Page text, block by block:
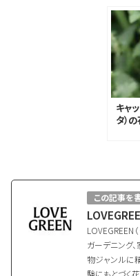
キャ
タ）
この記事を
LOVEGREEN
ガーデニング
物ジャンルに
験にもとづく